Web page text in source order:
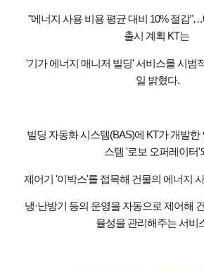
"에너지 사용 비용 평균 대비 10% 절감
출시 계획 KT는
'기가 에너지 매니저 빌딩' 서비스를 시범
일 밝혔다.
빌딩 자동화 시스템(BAS)에 KT가 개발한
스템 '로보 오퍼레이터'
제어기 '이박스'를 접목해 건물의 에너지
냉·난방기 등의 운영을 자동으로 제어해
율성을 관리해주는 서비